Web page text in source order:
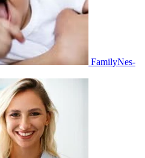
FamilyNes-